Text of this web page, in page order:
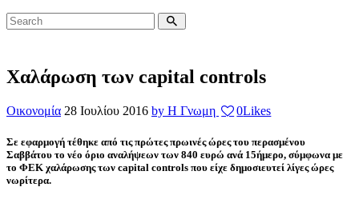
Χαλάρωση των capital controls
Οικονομία 28 Ιουλίου 2016 by Η Γνωμη 0Likes
Σε εφαρμογή τέθηκε από τις πρώτες πρωινές ώρες του περασμένου
Σαββάτου το νέο όριο αναλήψεων των 840 ευρώ ανά 15ήμερο, σύμφωνα με
το ΦΕΚ χαλάρωσης των capital controls που είχε δημοσιευτεί λίγες ώρες
νωρίτερα.